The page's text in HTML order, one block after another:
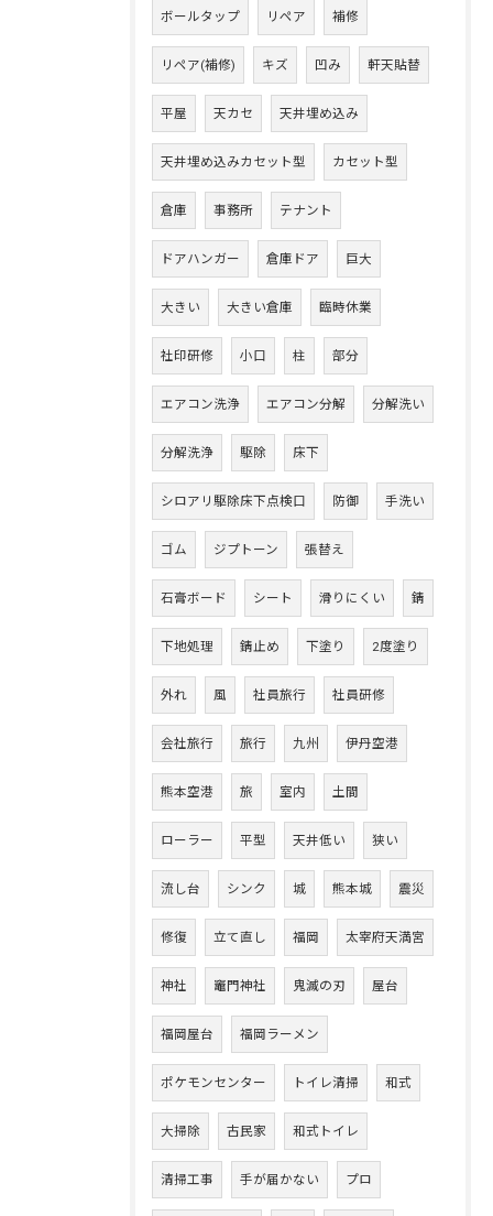
ボールタップ リペア 補修
リペア(補修) キズ 凹み 軒天貼替
平屋 天カセ 天井埋め込み
天井埋め込みカセット型 カセット型
倉庫 事務所 テナント
ドアハンガー 倉庫ドア 巨大
大きい 大きい倉庫 臨時休業
社印研修 小口 柱 部分
エアコン洗浄 エアコン分解 分解洗い
分解洗浄 駆除 床下
シロアリ駆除床下点検口 防御 手洗い
ゴム ジプトーン 張替え
石膏ボード シート 滑りにくい 錆
下地処理 錆止め 下塗り 2度塗り
外れ 風 社員旅行 社員研修
会社旅行 旅行 九州 伊丹空港
熊本空港 旅 室内 土間
ローラー 平型 天井低い 狭い
流し台 シンク 城 熊本城 震災
修復 立て直し 福岡 太宰府天満宮
神社 竈門神社 鬼滅の刃 屋台
福岡屋台 福岡ラーメン
ポケモンセンター トイレ清掃 和式
大掃除 古民家 和式トイレ
清掃工事 手が届かない プロ